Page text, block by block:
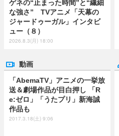
ゲネの“止まった時間”と“繊細
な強さ” TVアニメ「天幕の
ジャードゥーガル」インタビ
ュー（８）
2026.8.3(月) 18:00
動画
「AbemaTV」アニメの一挙放
送＆劇場作品が目白押し 「R
e:ゼロ」「うたプリ」新海誠
作品も
2017.3.18(土) 9:06